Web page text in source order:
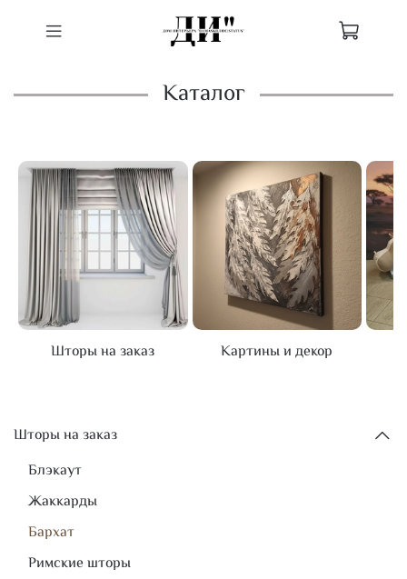
Каталог
Шторы на заказ Картины и декор
Шторы на заказ
Блэкаут
Жаккарды
Бархат
Римские шторы